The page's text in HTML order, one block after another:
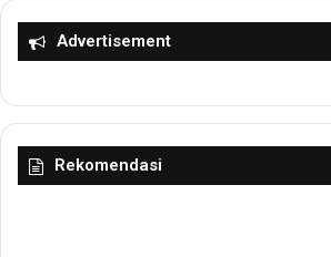
n
e
r
a
k
i
Advertisement
Rekomendasi